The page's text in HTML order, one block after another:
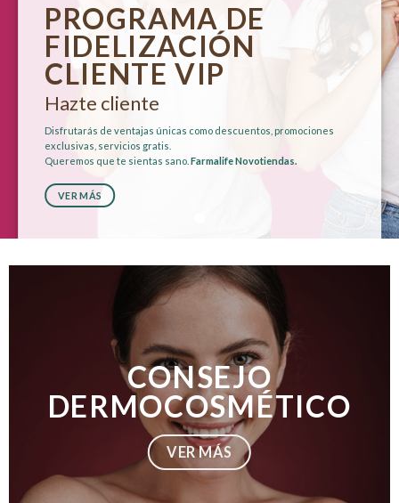
PROGRAMA DE
FIDELIZACIÓN
CLIENTE VIP
Hazte cliente
Disfrutarás de ventajas únicas como descuentos, promociones
exclusivas, servicios gratis.
Queremos que te sientas sano.Farmalife Novotiendas.
VER MÁS
CONSEJO
DERMOCOSMÉTICO
VER MÁS